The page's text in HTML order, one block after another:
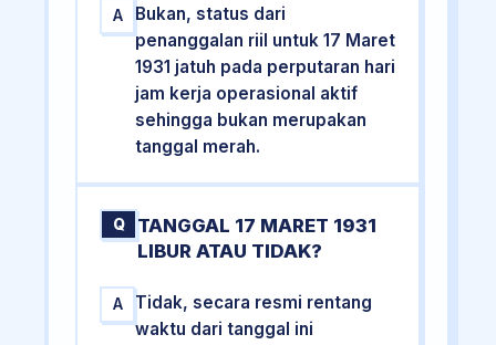
A
Bukan, status dari
penanggalan riil untuk 17 Maret
1931 jatuh pada perputaran hari
jam kerja operasional aktif
sehingga bukan merupakan
tanggal merah.
Q
TANGGAL 17 MARET 1931
LIBUR ATAU TIDAK?
A
Tidak, secara resmi rentang
waktu dari tanggal ini